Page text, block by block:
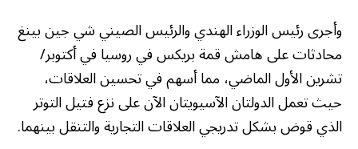
وأجرى رئيس الوزراء الهندي والرئيس الصيني شي جين بينغ
محادثات على هامش قمة بريكس في روسيا في أكتوبر/
تشرين الأول الماضي، مما أسهم في تحسين العلاقات،
حيث تعمل الدولتان الآسيويتان الآن على نزع فتيل التوتر
الذي قوض بشكل تدريجي العلاقات التجارية والتنقل بينهما.